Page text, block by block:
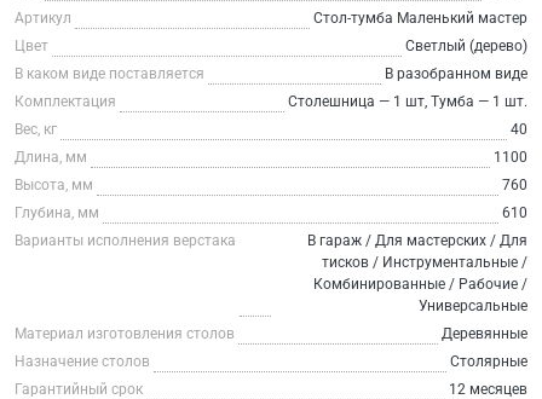
Артикул
Стол-тумба Маленький мастер
Цвет
Светлый (дерево)
В каком виде поставляется
В разобранном виде
Комплектация
Столешница — 1 шт, Тумба — 1 шт.
Вес, кг
40
Длина, мм
1100
Высота, мм
760
Глубина, мм
610
Варианты исполнения верстака
В гараж / Для мастерских / Для
тисков / Инструментальные /
Комбинированные / Рабочие /
Универсальные
Материал изготовления столов
Деревянные
Назначение столов
Столярные
Гарантийный срок
12 месяцев